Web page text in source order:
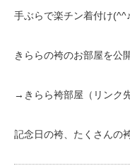
手ぶらで楽チン着付け(^^♪
きららの袴のお部屋を公
→きらら袴部屋（リンク